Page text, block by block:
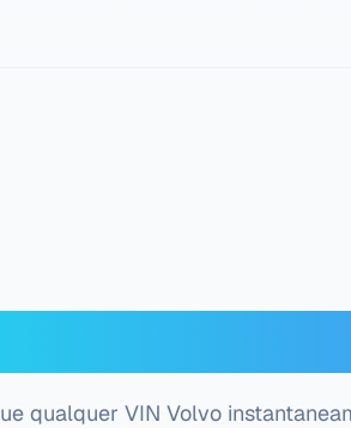
qualquer VIN Volvo